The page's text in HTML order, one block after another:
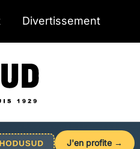
Divertissement
J'en profite →